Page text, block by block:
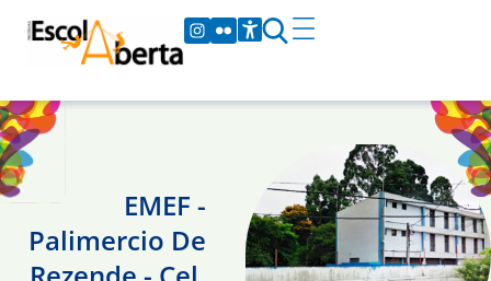
EMEF -
Palimercio De